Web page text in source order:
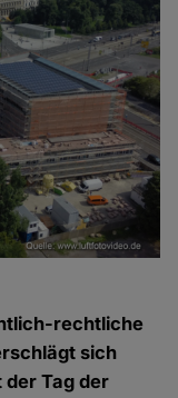
rechtliche
sich
der Tag der